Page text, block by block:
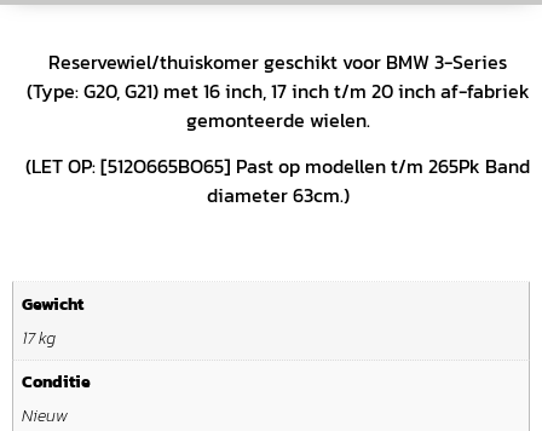
Reservewiel/thuiskomer geschikt voor BMW 3-Series
(Type: G20, G21) met 16 inch, 17 inch t/m 20 inch af-fabriek
gemonteerde wielen.
(LET OP: [512O665BO65] Past op modellen t/m 265Pk Band
diameter 63cm.)
Gewicht
17 kg
Conditie
Nieuw